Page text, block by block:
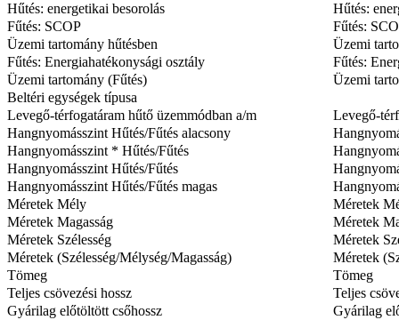
Hűtés: energetikai besorolás
Hűtés:
Fűtés: SCOP
Fűtés:
Üzemi tartomány hűtésben
Üzemi
Fűtés: Energiahatékonysági osztály
Fűtés:
Üzemi tartomány (Fűtés)
Üzemi
Beltéri egységek típusa
Levegő-térfogatáram hűtő üzemmódban a/m
Levegő-
Hangnyomásszint Hűtés/Fűtés alacsony
Hangnyomásszint * Hűtés/Fűtés
Hangnyomásszint Hűtés/Fűtés
Hangnyomásszint Hűtés/Fűtés magas
Méretek Mély
Méretek
Méretek Magasság
Méretek
Méretek Szélesség
Méretek
Méretek (Szélesség/Mélység/Magasság)
Méretek
Tömeg
Tömeg
Teljes csövezési hossz
Teljes
Gyárilag előtöltött csőhossz
Gyárilag